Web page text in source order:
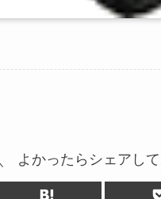
よかったらシェアして